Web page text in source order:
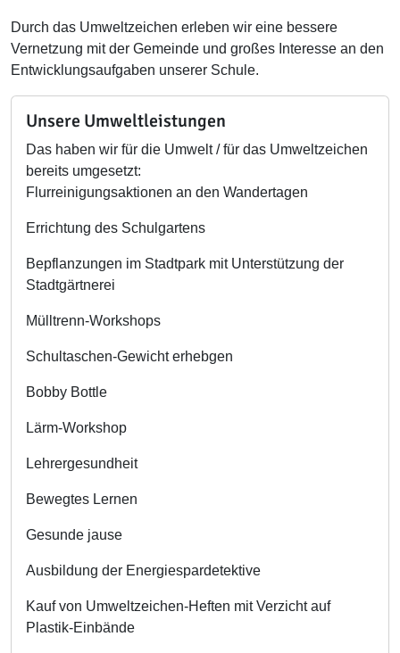
Durch das Umweltzeichen erleben wir eine bessere
Vernetzung mit der Gemeinde und großes Interesse an den
Entwicklungsaufgaben unserer Schule.
Unsere Umweltleistungen
Das haben wir für die Umwelt / für das Umweltzeichen
bereits umgesetzt:
Flurreinigungsaktionen an den Wandertagen
Errichtung des Schulgartens
Bepflanzungen im Stadtpark mit Unterstützung der
Stadtgärtnerei
Mülltrenn-Workshops
Schultaschen-Gewicht erhebgen
Bobby Bottle
Lärm-Workshop
Lehrergesundheit
Bewegtes Lernen
Gesunde jause
Ausbildung der Energiespardetektive
Kauf von Umweltzeichen-Heften mit Verzicht auf
Plastik-Einbände